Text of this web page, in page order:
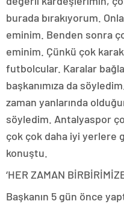
burada bırakıyorum.
eminim. Benden sonra
eminim. Çünkü çok
futbolcular. Karalar
başkanımıza da
zaman yanlarında
söyledim. Antalyaspor
çok çok daha iyi yerlere
konuştu.
‘HER ZAMAN
Başkanın 5 gün önce